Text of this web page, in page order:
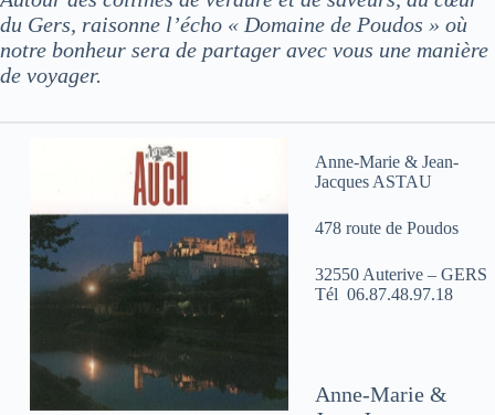
du Gers, raisonne l’écho « Domaine de Poudos » où
notre bonheur sera de partager avec vous une manière
de voyager.
Anne-Marie & Jean-
Jacques ASTAU
478 route de Poudos
32550 Auterive – GERS
Tél 06.87.48.97.18
Anne-Marie &